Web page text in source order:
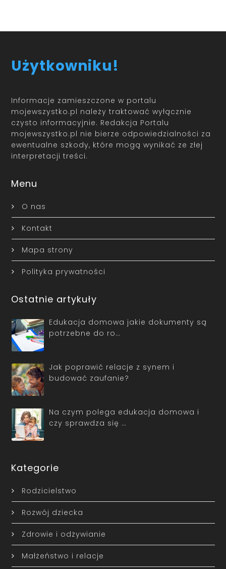
Użytkowniku!
Informacje zamieszczone w portalu
mojewszystko.pl należy traktować wyłącznie
czysto informacyjnie. Redakcja Portalu
mojewszystko.pl nie bierze odpowiedzialności za
ewentualne szkody, które mogą wynikać ze złej
interpretacji treści.
Menu
O nas
Kontakt
Mapa strony
Polityka prywatności
Ostatnie artykuły
Edukacja domowa jakie dokumenty są
potrzebne do ro…
Jak poprawić relacje z synem i
budować zaufanie?
Na czym polega edukacja domowa i
czy sprawdza się …
Kategorie
Rodzicielstwo
Rozwój dziecka
Zdrowie i odżywianie
Małżeństwo i relacje